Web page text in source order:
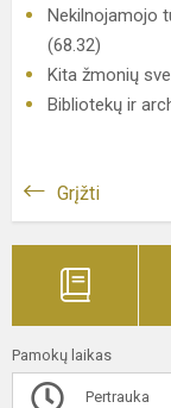
Nekilnojamojo
(68.32)
Kita žmonių
Bibliotekų ir
Grįžti
Pamokų laikas
Pertrauka